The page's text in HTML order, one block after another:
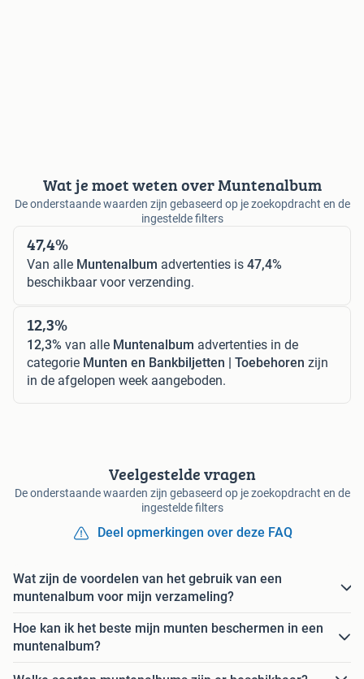
Wat je moet weten over Muntenalbum
De onderstaande waarden zijn gebaseerd op je zoekopdracht en de
ingestelde filters
47,4%
Van alle Muntenalbum advertenties is 47,4%
beschikbaar voor verzending.
12,3%
12,3% van alle Muntenalbum advertenties in de
categorie Munten en Bankbiljetten | Toebehoren zijn
in de afgelopen week aangeboden.
Veelgestelde vragen
De onderstaande waarden zijn gebaseerd op je zoekopdracht en de
ingestelde filters
Deel opmerkingen over deze FAQ
Wat zijn de voordelen van het gebruik van een
muntenalbum voor mijn verzameling?
Hoe kan ik het beste mijn munten beschermen in een
muntenalbum?